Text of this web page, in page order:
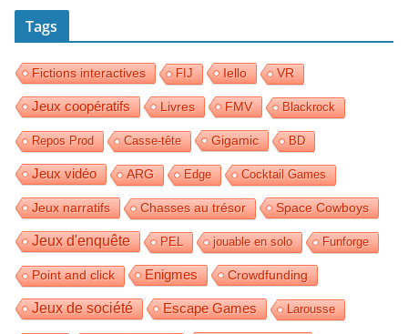
Tags
Fictions interactives FIJ Iello VR
Jeux coopératifs Livres FMV Blackrock
Repos Prod Casse-tête Gigamic BD
Jeux vidéo ARG Edge Cocktail Games
Jeux narratifs Chasses au trésor Space Cowboys
Jeux d'enquête PEL jouable en solo Funforge
Point and click Enigmes Crowdfunding
Jeux de société Escape Games Larousse